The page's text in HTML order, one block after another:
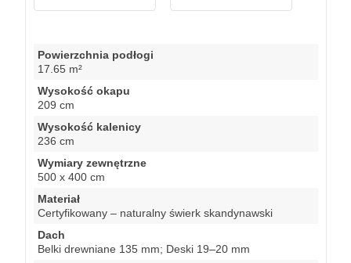
Powierzchnia podłogi
17.65 m²
Wysokość okapu
209 cm
Wysokość kalenicy
236 cm
Wymiary zewnętrzne
500 x 400 cm
Materiał
Certyfikowany – naturalny świerk skandynawski
Dach
Belki drewniane 135 mm; Deski 19–20 mm